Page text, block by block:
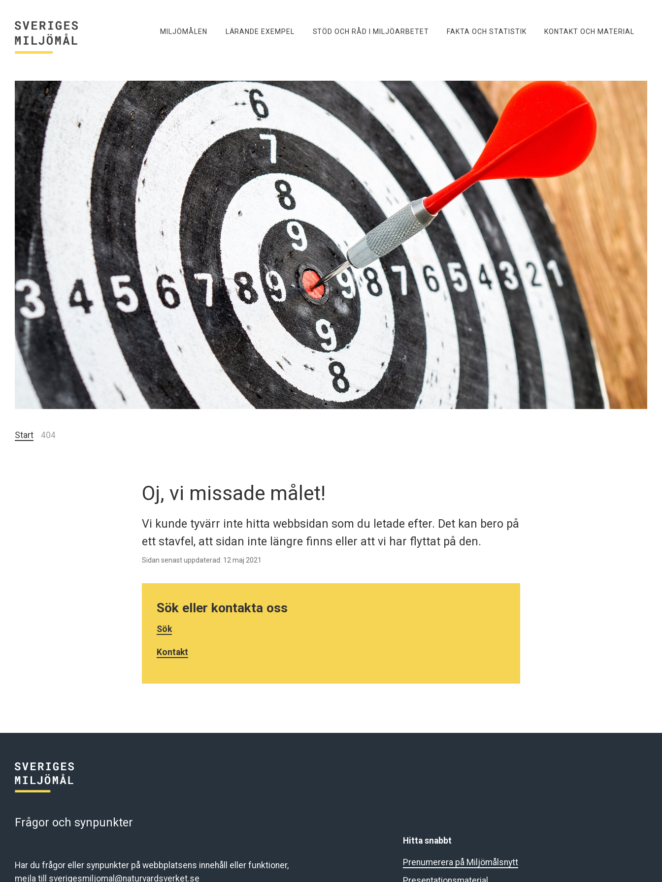
MILJÖMÅLEN LÄRANDE EXEMPEL STÖD OCH RÅD I MILJÖARBETET FAKTA OCH STATISTIK KONTAKT OCH MATERIAL
Start 404
Oj, vi missade målet!
Vi kunde tyvärr inte hitta webbsidan som du letade efter. Det kan bero på
ett stavfel, att sidan inte längre finns eller att vi har flyttat på den.
Sidan senast uppdaterad: 12 maj 2021
Sök eller kontakta oss
Sök
Kontakt
Frågor och synpunkter
Har du frågor eller synpunkter på webbplatsens innehåll eller funktioner,
mejla till sverigesmiljomal@naturvardsverket.se
Hitta snabbt
Prenumerera på Miljömålsnytt